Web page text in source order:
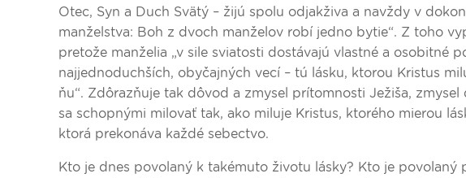
Otec, Syn a Duch Svätý – žijú spolu odjakživa a navždy v
manželstva: Boh z dvoch manželov robí jedno bytie“. Z toho
pretože manželia „v sile sviatosti dostávajú vlastné a osobitné
najjednoduchších, obyčajných vecí – tú lásku, ktorou Kristus
ňu“. Zdôrazňuje tak dôvod a zmysel prítomnosti Ježiša,
sa schopnými milovať tak, ako miluje Kristus, ktorého mierou
ktorá prekonáva každé sebectvo.
Kto je dnes povolaný k takémuto životu lásky? Kto je